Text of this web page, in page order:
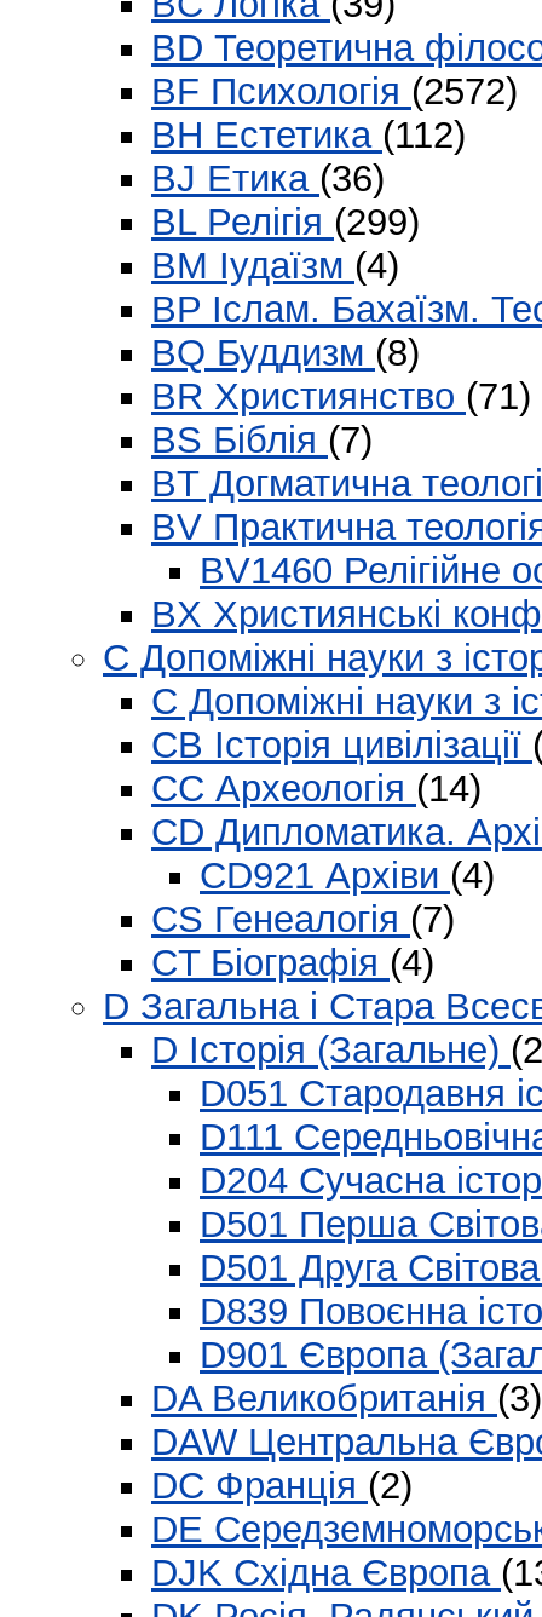
BD Теоретична
BF Психологія (2572)
BH Естетика (112)
BJ Етика (36)
BL Релігія (299)
BM Іудаїзм (4)
BP Іслам. Бахаїзм.
BQ Буддизм (8)
BR Християнство (71)
BS Біблія (7)
BT Догматична
BV Практична
BV1460 Релігійне
BX Християнські
C Допоміжні науки з
C Допоміжні науки з
CB Історія цивілізації
CC Археологія (14)
CD Дипломатика.
CD921 Архіви (4)
CS Генеалогія (7)
CT Біографія (4)
D Загальна і Стара
D Історія (Загальне)
D051 Стародавня
D111
D204 Сучасна
D501 Перша
D501 Друга
D839 Повоєнна
D901 Європа
DA Великобританія (3)
DAW Центральна
DC Франція (2)
DE
DJK Східна Європа